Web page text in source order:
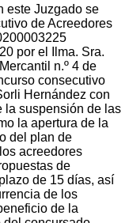
este Juzgado se
de Acreedores
por el Ilma. Sra.
n.º 4 de
consecutivo
Hernández con
la suspensión de las
la apertura de la
del plan de
acreedores
de
de 15 días, así
de los
de la